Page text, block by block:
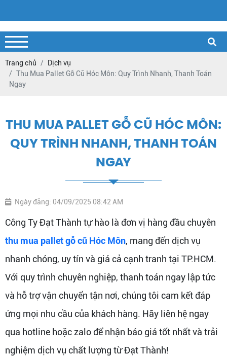
Trang chủ
Dịch vụ
Thu Mua Pallet Gỗ Cũ Hóc Môn: Quy Trình Nhanh, Thanh Toán
Ngay
THU MUA PALLET GỖ CŨ HÓC MÔN:
QUY TRÌNH NHANH, THANH TOÁN
NGAY
Ngày đăng: 04/09/2025 08:42 AM
Công Ty Đạt Thành tự hào là đơn vị hàng đầu chuyên
thu mua pallet gỗ cũ Hóc Môn, mang đến dịch vụ
nhanh chóng, uy tín và giá cả cạnh tranh tại TP.HCM.
Với quy trình chuyên nghiệp, thanh toán ngay lập tức
và hỗ trợ vận chuyển tận nơi, chúng tôi cam kết đáp
ứng mọi nhu cầu của khách hàng. Hãy liên hệ ngay
qua hotline hoặc zalo để nhận báo giá tốt nhất và trải
nghiệm dịch vụ chất lượng từ Đạt Thành!